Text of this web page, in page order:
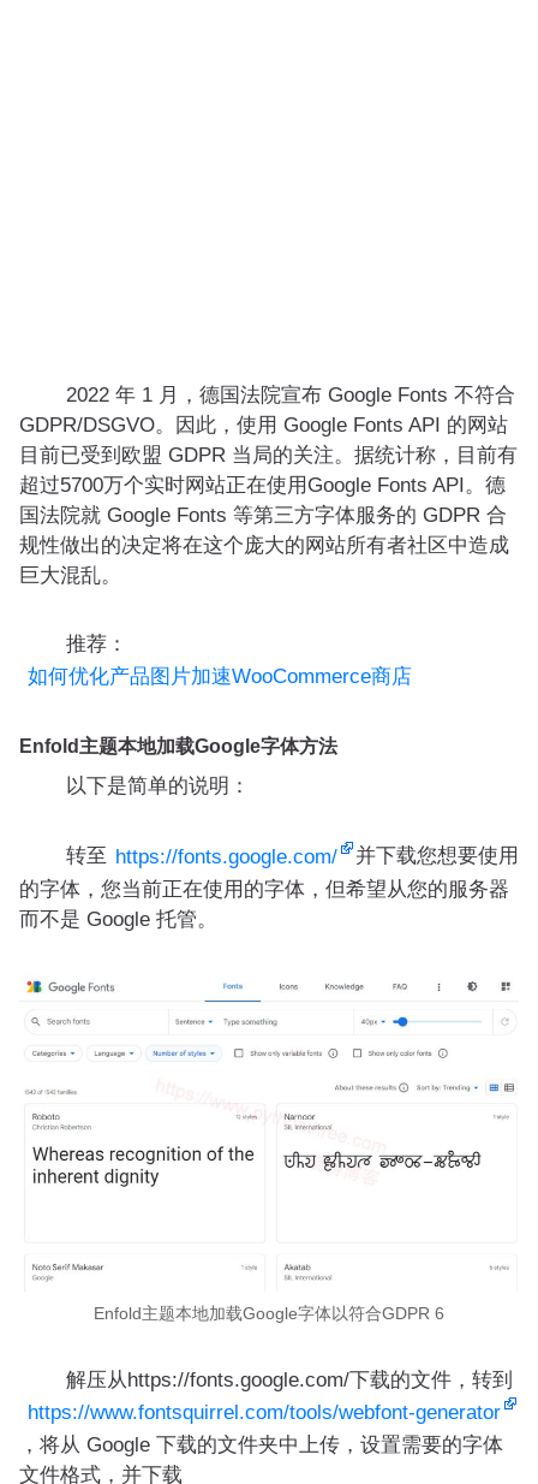
2022 年 1 月，德国法院宣布 Google Fonts 不符合
GDPR/DSGVO。因此，使用 Google Fonts API 的网站
目前已受到欧盟 GDPR 当局的关注。据统计称，目前有
超过5700万个实时网站正在使用Google Fonts API。德
国法院就 Google Fonts 等第三方字体服务的 GDPR 合
规性做出的决定将在这个庞大的网站所有者社区中造成
巨大混乱。
推荐：
如何优化产品图片加速WooCommerce商店
Enfold主题本地加载Google字体方法
以下是简单的说明：
转至 https://fonts.google.com/
并下载您想要使用
的字体，您当前正在使用的字体，但希望从您的服务器
而不是 Google 托管。
Enfold主题本地加载Google字体以符合GDPR 6
解压从https://fonts.google.com/下载的文件，转到
https://www.fontsquirrel.com/tools/webfont-generator
，将从 Google 下载的文件夹中上传，设置需要的字体
文件格式，并下载